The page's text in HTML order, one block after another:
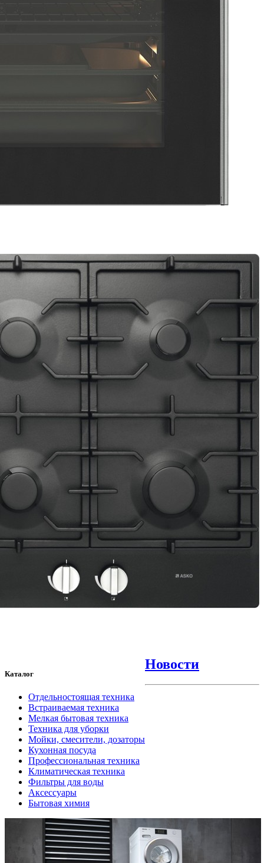
Каталог
Отдельностоящая техника
Встраиваемая техника
Мелкая бытовая техника
Техника для уборки
Мойки, смесители, дозаторы
Кухонная посуда
Профессиональная техника
Климатическая техника
Фильтры для воды
Аксессуары
Бытовая химия
Новости